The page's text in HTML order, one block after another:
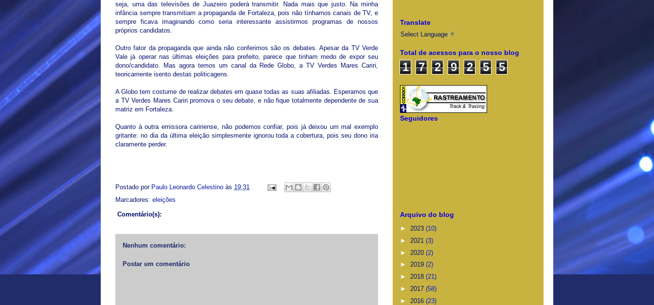
seja, uma das televisões de Juazeiro poderá transmitir. Nada mais que justo. Na minha
infância sempre transmitiam a propaganda de Fortaleza, pois não tínhamos canais de TV, e
sempre ficava imaginando como seria interessante assistirmos programas de nossos
próprios candidatos.
Outro fator da propaganda que ainda não conferimos são os debates. Apesar da TV Verde
Vale já operar nas últimas eleições para prefeito, parece que tinham medo de expor seu
dono/candidato. Mas agora temos um canal da Rede Globo, a TV Verdes Mares Cariri,
teoricamente isento destas politicagens.
A Globo tem costume de realizar debates em quase todas as suas afiliadas. Esperamos que
a TV Verdes Mares Cariri promova o seu debate, e não fique totalmente dependente de sua
matriz em Fortaleza.
Quanto à outra emissora caririense, não podemos confiar, pois já deixou um mal exemplo
gritante: no dia da última eleição simplesmente ignorou toda a cobertura, pois seu dono iria
claramente perder.
Postado por Paulo Leonardo Celestino às 19:31
Marcadores: eleições
Comentário(s):
Nenhum comentário:
Postar um comentário
Translate
Select Language ▼
Total de acessos para o nosso blog
1 7 2 9 2 5 5
Seguidores
Arquivo do blog
► 2023 (10)
► 2021 (3)
► 2020 (2)
► 2019 (2)
► 2018 (21)
► 2017 (58)
► 2016 (23)